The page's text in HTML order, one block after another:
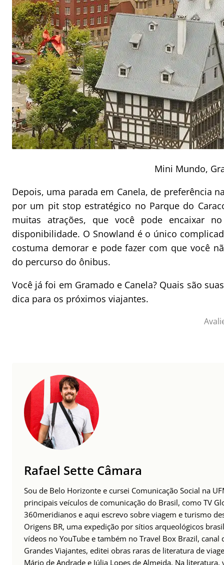
Mini Mundo,
Depois, uma parada em Canela, de preferência
por um pit stop estratégico no Parque do
muitas atrações, que você pode encaixar
disponibilidade. O Snowland é o único
costuma demorar e pode fazer com que você
do percurso do ônibus.
Você já foi em Gramado e Canela? Quais são
dica para os próximos viajantes.
Rafael Sette Câmara
Sou de Belo Horizonte e cursei Comunicação Social na
principais veículos de comunicação do Brasil, como TV
360meridianos e aqui escrevo sobre viagem e turismo
Origens BR, uma expedição por sítios arqueológicos
vídeos no YouTube e também no Travel Box Brazil,
Grandes Viajantes, editei obras raras de literatura de
Mário de Andrade e Júlia Lopes de Almeida. Na